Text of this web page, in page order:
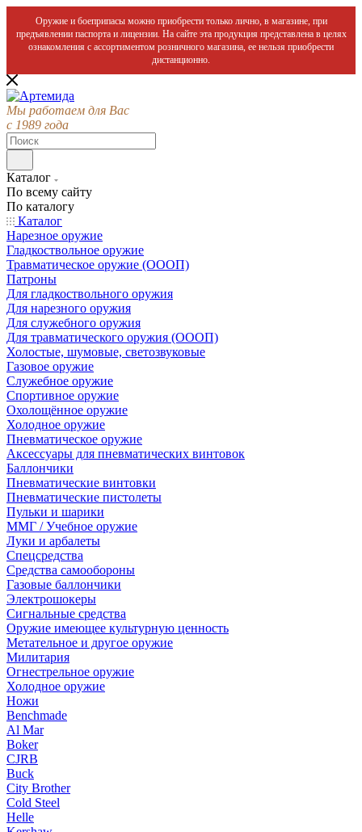
Оружие и боеприпасы можно приобрести только лично, в магазине, при
предъявлении паспорта и лицензии. На сайте эта продукция представлена в целях
ознакомления с ассортиментом розничного магазина, ее нельзя приобрести
дистанционно.
Мы работаем для Вас
с 1989 года
Каталог
По всему сайту
По каталогу
Каталог
Нарезное оружие
Гладкоствольное оружие
Травматическое оружие (ОООП)
Патроны
Для гладкоствольного оружия
Для нарезного оружия
Для служебного оружия
Для травматического оружия (ОООП)
Холостые, шумовые, светозвуковые
Газовое оружие
Служебное оружие
Спортивное оружие
Охолощённое оружие
Холодное оружие
Пневматическое оружие
Аксессуары для пневматических винтовок
Баллончики
Пневматические винтовки
Пневматические пистолеты
Пульки и шарики
ММГ / Учебное оружие
Луки и арбалеты
Спецсредства
Средства самообороны
Газовые баллончики
Электрошокеры
Сигнальные средства
Оружие имеющее культурную ценность
Метательное и другое оружие
Милитария
Огнестрельное оружие
Холодное оружие
Ножи
Benchmade
Al Mar
Boker
CJRB
Buck
City Brother
Cold Steel
Helle